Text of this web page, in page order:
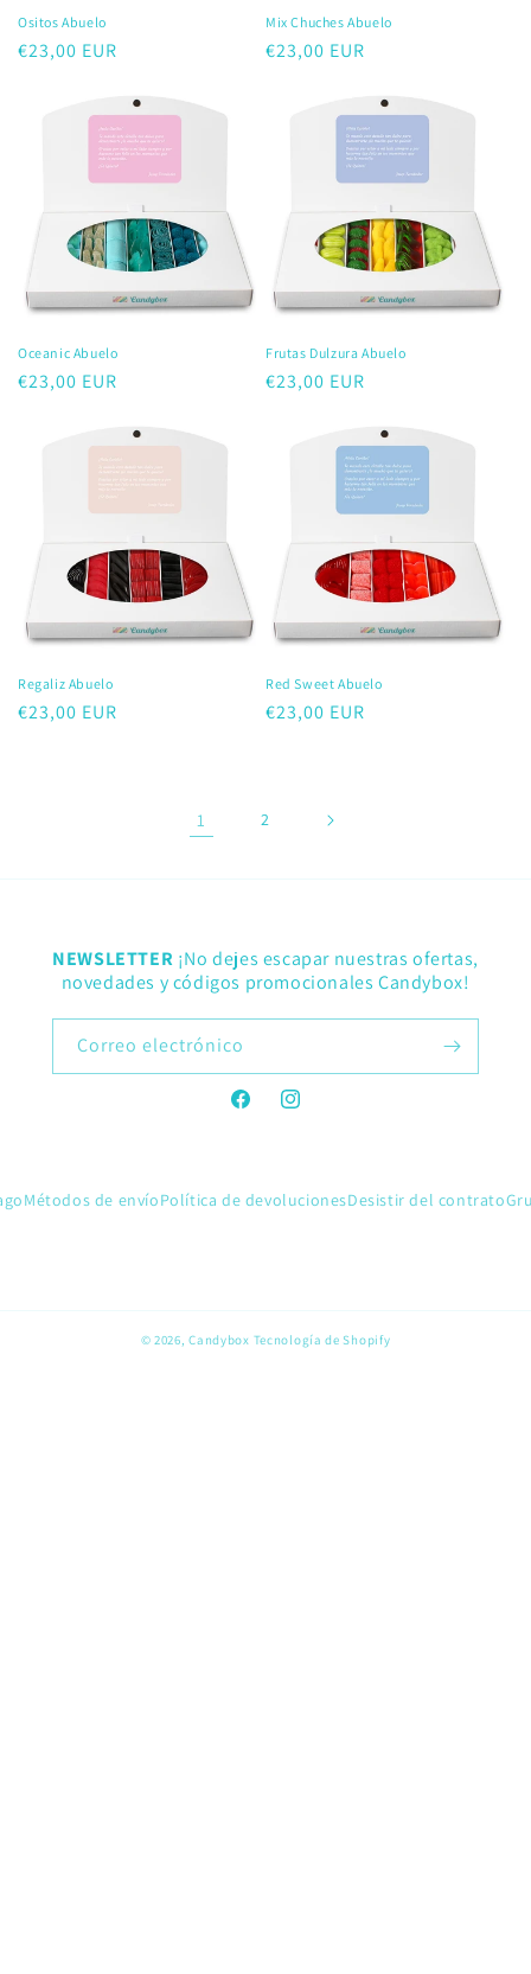
Ositos Abuelo
Precio
€23,00 EUR
Mix Chuches Abuelo
Precio
€23,00 EUR
Oceanic Abuelo
Precio
€23,00 EUR
Frutas Dulzura Abuelo
Precio
€23,00 EUR
Regaliz Abuelo
Precio
€23,00 EUR
Red Sweet Abuelo
Precio
€23,00 EUR
1 2
Métodos de envíoPolítica de devolucionesDesistir del contrato
NEWSLETTER ¡No dejes escapar nuestras ofertas,
novedades y códigos promocionales Candybox!
Correo electrónico
FacebookInstagram
© 2026,Candybox Tecnología de Shopify